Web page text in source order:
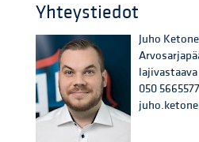
Yhteystiedot
Juho
lajivastaava
050 5665577